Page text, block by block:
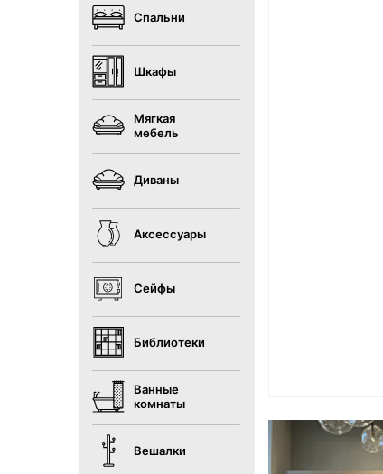
Спальни
Шкафы
Мягкая
мебель
Диваны
Аксессуары
Сейфы
Библиотеки
Ванные
комнаты
Вешалки